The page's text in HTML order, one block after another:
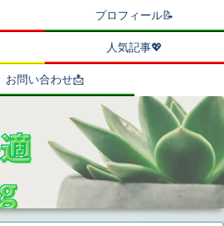
プロフィール📝
人気記事💖
お問い合わせ📩